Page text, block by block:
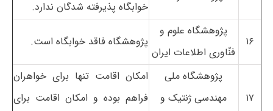
خوابگاه پذیرفته شدگان ندارد.
۱۶
پژوهشگاه علوم و
فنّاوری اطلاعات ایران
پژوهشگاه فاقد خوابگاه است.
۱۷
پژوهشگاه ملی
مهندسی ژنتیک و
امکان اقامت تنها برای خواهران
فراهم بوده و امکان اقامت برای